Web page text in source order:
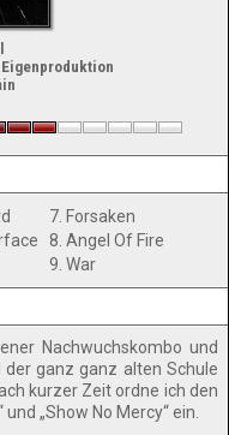
Eigenproduktion
7. Forsaken
8. Angel Of Fire
9. War
Nachwuchskombo und
ganz ganz alten Schule
kurzer Zeit ordne ich den
„Show No Mercy“ ein.